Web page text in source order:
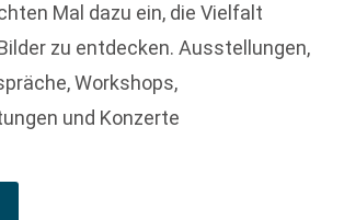
Mal dazu ein, die Vielfalt
zu entdecken. Ausstellungen,
Workshops,
und Konzerte